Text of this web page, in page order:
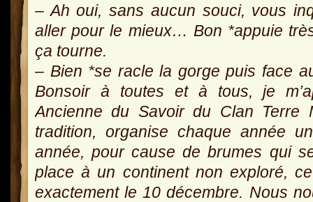
– Ah oui, sans aucun souci, vous
aller pour le mieux… Bon *appuie
ça tourne.
– Bien *se racle la gorge puis face
Bonsoir à toutes et à tous, je
Ancienne du Savoir du Clan Terre
tradition, organise chaque année
année, pour cause de brumes qui
place à un continent non exploré,
exactement le 10 décembre. Nous